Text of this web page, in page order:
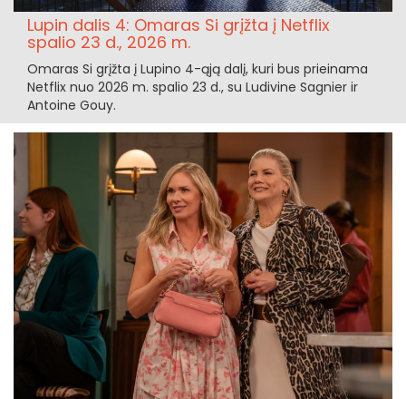
Lupin dalis 4: Omaras Si grįžta į Netflix
spalio 23 d., 2026 m.
Omaras Si grįžta į Lupino 4-ąją dalį, kuri bus prieinama
Netflix nuo 2026 m. spalio 23 d., su Ludivine Sagnier ir
Antoine Gouy.